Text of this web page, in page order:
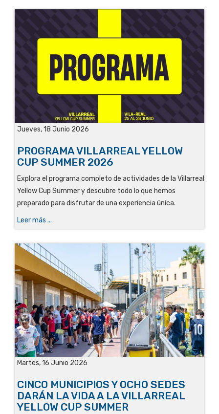
Jueves, 18 Junio 2026
PROGRAMA VILLARREAL YELLOW
CUP SUMMER 2026
Explora el programa completo de actividades de la Villarreal
Yellow Cup Summer y descubre todo lo que hemos
preparado para disfrutar de una experiencia única.
Leer más ...
Martes, 16 Junio 2026
CINCO MUNICIPIOS Y OCHO SEDES
DARÁN LA VIDA A LA VILLARREAL
YELLOW CUP SUMMER